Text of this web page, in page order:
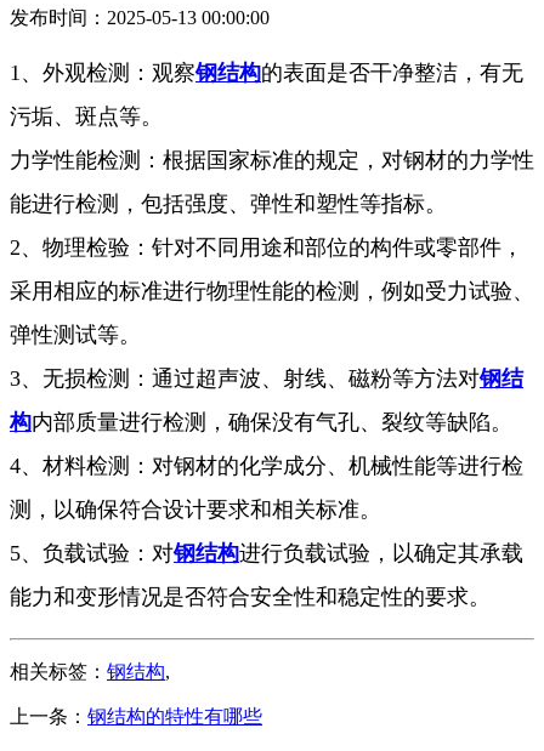
发布时间：2025-05-13 00:00:00
1、外观检测：观察钢结构的表面是否干净整洁，有无
污垢、斑点等。
力学性能检测：根据国家标准的规定，对钢材的力学性
能进行检测，包括强度、弹性和塑性等指标。
2、物理检验：针对不同用途和部位的构件或零部件，
采用相应的标准进行物理性能的检测，例如受力试验、
弹性测试等。
3、无损检测：通过超声波、射线、磁粉等方法对钢结
构内部质量进行检测，确保没有气孔、裂纹等缺陷。
4、材料检测：对钢材的化学成分、机械性能等进行检
测，以确保符合设计要求和相关标准。
5、负载试验：对钢结构进行负载试验，以确定其承载
能力和变形情况是否符合安全性和稳定性的要求。
相关标签： 钢结构,
上一条： 钢结构的特性有哪些